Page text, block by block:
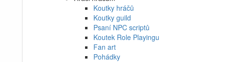
Koutky hráčů
Koutky guild
Psaní NPC scriptů
Koutek Role Playingu
Fan art
Pohádky